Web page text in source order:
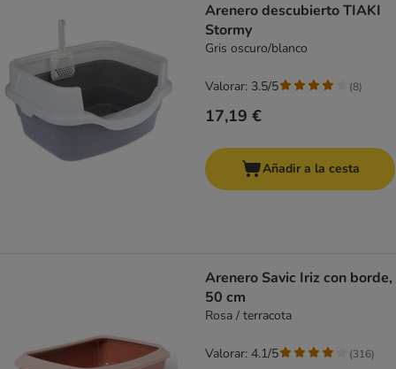
Arenero descubierto TIAKI
Stormy
Gris oscuro/blanco
17,19 €
Valorar: 3.5/5 (8)
Añadir a la cesta
Arenero Savic Iriz con borde,
50 cm
Rosa / terracota
Valorar: 4.1/5 (316)